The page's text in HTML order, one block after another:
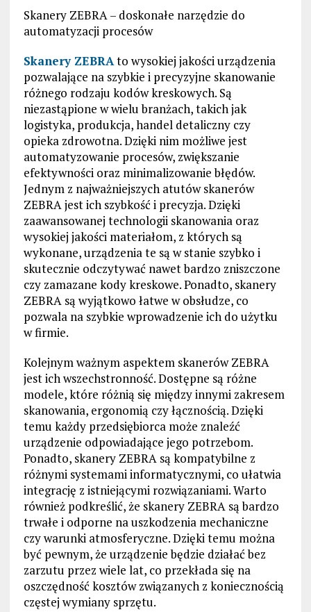
Skanery ZEBRA – doskonałe narzędzie do
automatyzacji procesów
Skanery ZEBRAto wysokiej jakości urządzenia
pozwalające na szybkie i precyzyjne skanowanie
różnego rodzaju kodów kreskowych. Są
niezastąpione w wielu branżach, takich jak
logistyka, produkcja, handel detaliczny czy
opieka zdrowotna. Dzięki nim możliwe jest
automatyzowanie procesów, zwiększanie
efektywności oraz minimalizowanie błędów.
Jednym z najważniejszych atutów skanerów
ZEBRA jest ich szybkość i precyzja. Dzięki
zaawansowanej technologii skanowania oraz
wysokiej jakości materiałom, z których są
wykonane, urządzenia te są w stanie szybko i
skutecznie odczytywać nawet bardzo zniszczone
czy zamazane kody kreskowe. Ponadto, skanery
ZEBRA są wyjątkowo łatwe w obsłudze, co
pozwala na szybkie wprowadzenie ich do użytku
w firmie.
Kolejnym ważnym aspektem skanerów ZEBRA
jest ich wszechstronność. Dostępne są różne
modele, które różnią się między innymi zakresem
skanowania, ergonomią czy łącznością. Dzięki
temu każdy przedsiębiorca może znaleźć
urządzenie odpowiadające jego potrzebom.
Ponadto, skanery ZEBRA są kompatybilne z
różnymi systemami informatycznymi, co ułatwia
integrację z istniejącymi rozwiązaniami. Warto
również podkreślić, że skanery ZEBRA są bardzo
trwałe i odporne na uszkodzenia mechaniczne
czy warunki atmosferyczne. Dzięki temu można
być pewnym, że urządzenie będzie działać bez
zarzutu przez wiele lat, co przekłada się na
oszczędność kosztów związanych z koniecznością
częstej wymiany sprzętu.